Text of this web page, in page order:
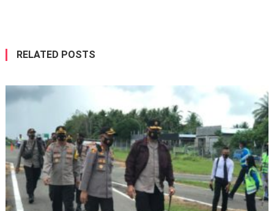
RELATED POSTS